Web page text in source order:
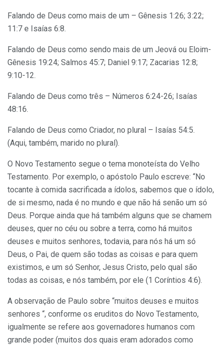
Falando de Deus como mais de um – Gênesis 1:26; 3:22;
11:7 e Isaías 6:8.
Falando de Deus como sendo mais de um Jeová ou Eloim-
Gênesis 19:24; Salmos 45:7; Daniel 9:17; Zacarias 12:8;
9:10-12.
Falando de Deus como três – Números 6:24-26; Isaías
48:16.
Falando de Deus como Criador, no plural – Isaías 54:5.
(Aqui, também, marido no plural).
O Novo Testamento segue o tema monoteísta do Velho
Testamento. Por exemplo, o apóstolo Paulo escreve: “No
tocante à comida sacrificada a ídolos, sabemos que o ídolo,
de si mesmo, nada é no mundo e que não há senão um só
Deus. Porque ainda que há também alguns que se chamem
deuses, quer no céu ou sobre a terra, como há muitos
deuses e muitos senhores, todavia, para nós há um só
Deus, o Pai, de quem são todas as coisas e para quem
existimos, e um só Senhor, Jesus Cristo, pelo qual são
todas as coisas, e nós também, por ele (1 Coríntios 4:6).
A observação de Paulo sobre “muitos deuses e muitos
senhores “, conforme os eruditos do Novo Testamento,
igualmente se refere aos governadores humanos com
grande poder (muitos dos quais eram adorados como